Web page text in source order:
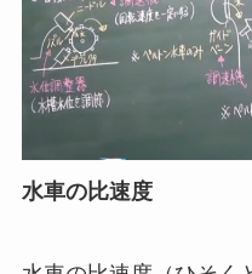
水車の比速度